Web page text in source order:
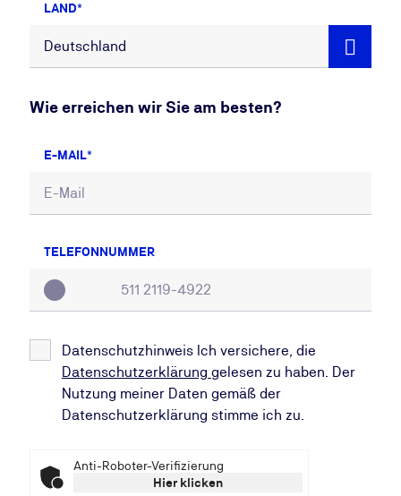
LAND
Wie erreichen wir Sie am besten?
E-MAIL
TELEFONNUMMER
Datenschutzhinweis Ich versichere, die
Datenschutzerklärung gelesen zu haben. Der
Nutzung meiner Daten gemäß der
Datenschutzerklärung stimme ich zu.
Anti-Roboter-Verifizierung
Hier klicken